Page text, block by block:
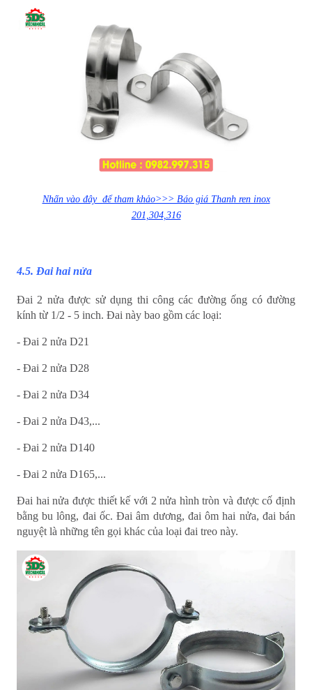
Nhấn vào đây để tham khảo>>> Báo giá Thanh ren inox
201,304,316
4.5. Đai hai nửa
Đai 2 nửa được sử dụng thi công các đường ống có đường
kính từ 1/2 - 5 inch. Đai này bao gồm các loại:
- Đai 2 nửa D21
- Đai 2 nửa D28
- Đai 2 nửa D34
- Đai 2 nửa D43,...
- Đai 2 nửa D140
- Đai 2 nửa D165,...
Đai hai nửa được thiết kế với 2 nửa hình tròn và được cố định
bằng bu lông, đai ốc. Đai âm dương, đai ôm hai nửa, đai bán
nguyệt là những tên gọi khác của loại đai treo này.